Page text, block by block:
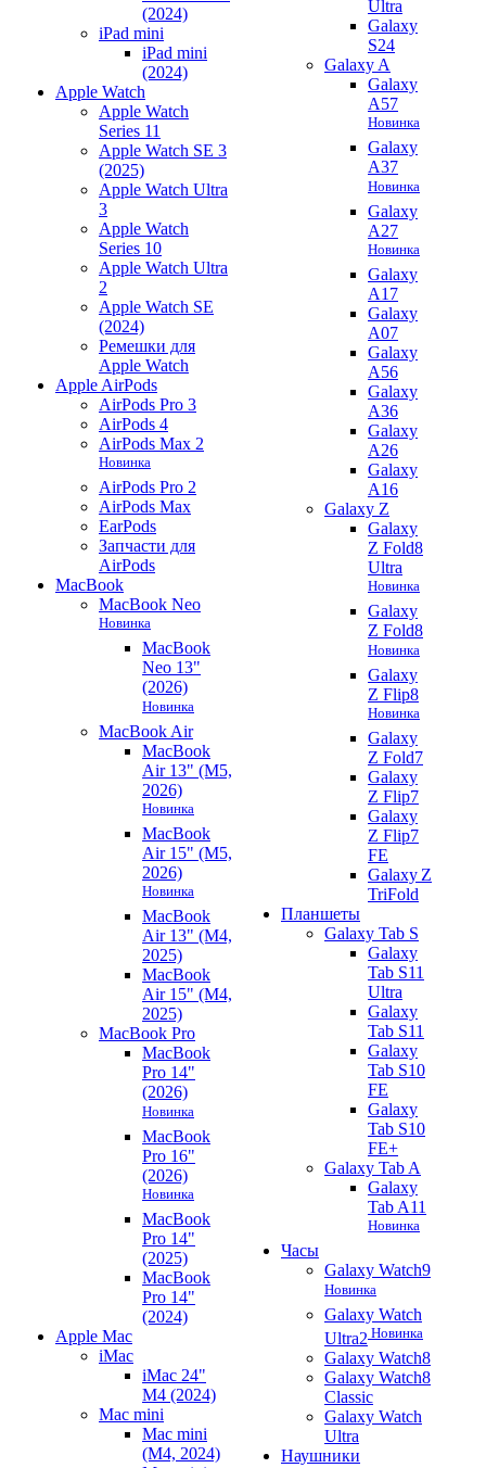
(2024)
iPad mini
iPad mini
(2024)
Apple Watch
Apple Watch
Series 11
Apple Watch SE 3
(2025)
Apple Watch Ultra
3
Apple Watch
Series 10
Apple Watch Ultra
2
Apple Watch SE
(2024)
Ремешки для
Apple Watch
Apple AirPods
AirPods Pro 3
AirPods 4
AirPods Max 2
Новинка
AirPods Pro 2
AirPods Max
EarPods
Запчасти для
AirPods
MacBook
MacBook Neo
Новинка
MacBook
Neo 13"
(2026)
Новинка
MacBook Air
MacBook
Air 13" (M5,
2026)
Новинка
MacBook
Air 15" (M5,
2026)
Новинка
MacBook
Air 13" (M4,
2025)
MacBook
Air 15" (M4,
2025)
MacBook Pro
MacBook
Pro 14"
(2026)
Новинка
MacBook
Pro 16"
(2026)
Новинка
MacBook
Pro 14"
(2025)
MacBook
Pro 14"
(2024)
Apple Mac
iMac
iMac 24"
M4 (2024)
Mac mini
Mac mini
(M4, 2024)
Ultra
Galaxy
S24
Galaxy A
Galaxy
A57
Новинка
Galaxy
A37
Новинка
Galaxy
A27
Новинка
Galaxy
A17
Galaxy
A07
Galaxy
A56
Galaxy
A36
Galaxy
A26
Galaxy
A16
Galaxy Z
Galaxy
Z Fold8
Ultra
Новинка
Galaxy
Z Fold8
Новинка
Galaxy
Z Flip8
Новинка
Galaxy
Z Fold7
Galaxy
Z Flip7
Galaxy
Z Flip7
FE
Galaxy Z
TriFold
Планшеты
Galaxy Tab S
Galaxy
Tab S11
Ultra
Galaxy
Tab S11
Galaxy
Tab S10
FE
Galaxy
Tab S10
FE+
Galaxy Tab A
Galaxy
Tab A11
Новинка
Часы
Galaxy Watch9
Новинка
Galaxy Watch
Ultra2 Новинка
Galaxy Watch8
Galaxy Watch8
Classic
Galaxy Watch
Ultra
Наушники